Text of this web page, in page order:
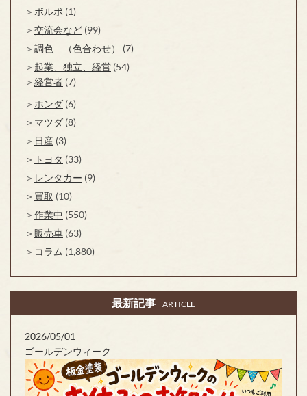
ボルボ (1)
交流会など (99)
調色 （色合わせ）
(7)
起業、独立、経営 (54)
経営者 (7)
ホンダ (6)
マツダ (8)
日産 (3)
トヨタ (33)
レンタカー (9)
買取 (10)
作業中 (550)
販売車 (63)
コラム (1,880)
最新記事 ARTICLE
2026/05/01
ゴールデンウィーク